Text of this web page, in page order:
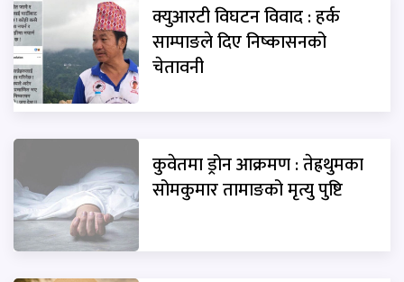
क्युआरटी विघटन विवाद : हर्क
साम्पाङले दिए निष्कासनको
चेतावनी
कुवेतमा ड्रोन आक्रमण : तेह्रथुमका
सोमकुमार तामाङको मृत्यु पुष्टि